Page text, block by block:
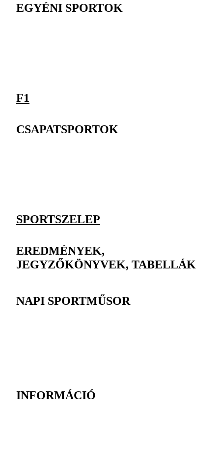
EGYÉNI SPORTOK
F1
CSAPATSPORTOK
SPORTSZELEP
EREDMÉNYEK,
JEGYZŐKÖNYVEK, TABELLÁK
NAPI SPORTMŰSOR
INFORMÁCIÓ